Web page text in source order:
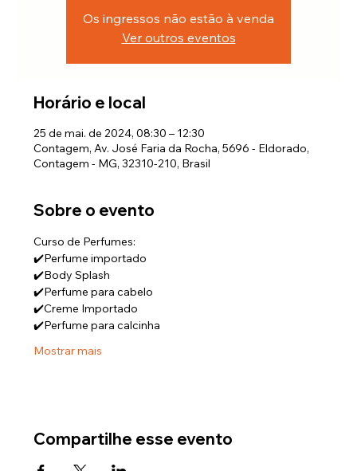
Os ingressos não estão à venda
Ver outros eventos
Horário e local
25 de mai. de 2024, 08:30 – 12:30
Contagem, Av. José Faria da Rocha, 5696 - Eldorado,
Contagem - MG, 32310-210, Brasil
Sobre o evento
Curso de Perfumes:
✔️Perfume importado
✔️Body Splash
✔️Perfume para cabelo
✔️Creme Importado
✔️Perfume para calcinha
Mostrar mais
Compartilhe esse evento